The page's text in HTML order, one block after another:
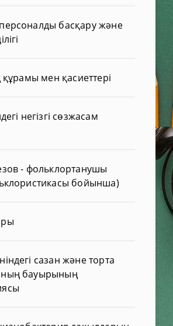
басқару және
құрамы мен қасиеттері
негізгі сөзжасам
- фольклортанушы
бойынша)
сазан және торта
бауырының